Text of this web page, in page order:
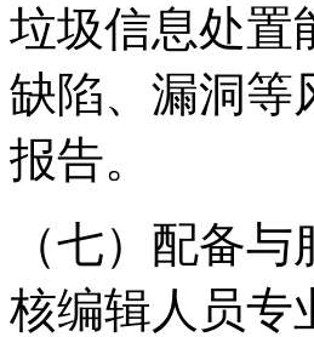
垃圾信息处置
缺陷、漏洞等
报告。
（七）配备
核编辑人员专